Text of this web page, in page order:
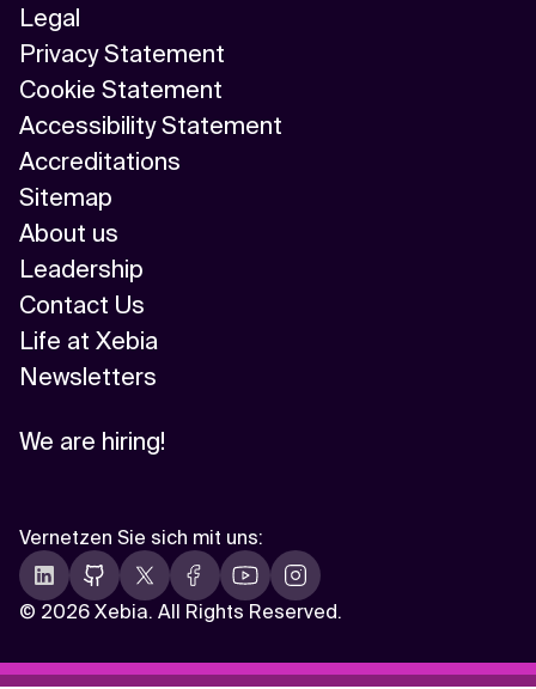
Legal
Privacy Statement
Cookie Statement
Accessibility Statement
Accreditations
Sitemap
About us
Leadership
Contact Us
Life at Xebia
Newsletters
We are hiring!
© 2026 Xebia. All Rights Reserved.
Vernetzen Sie sich mit uns: